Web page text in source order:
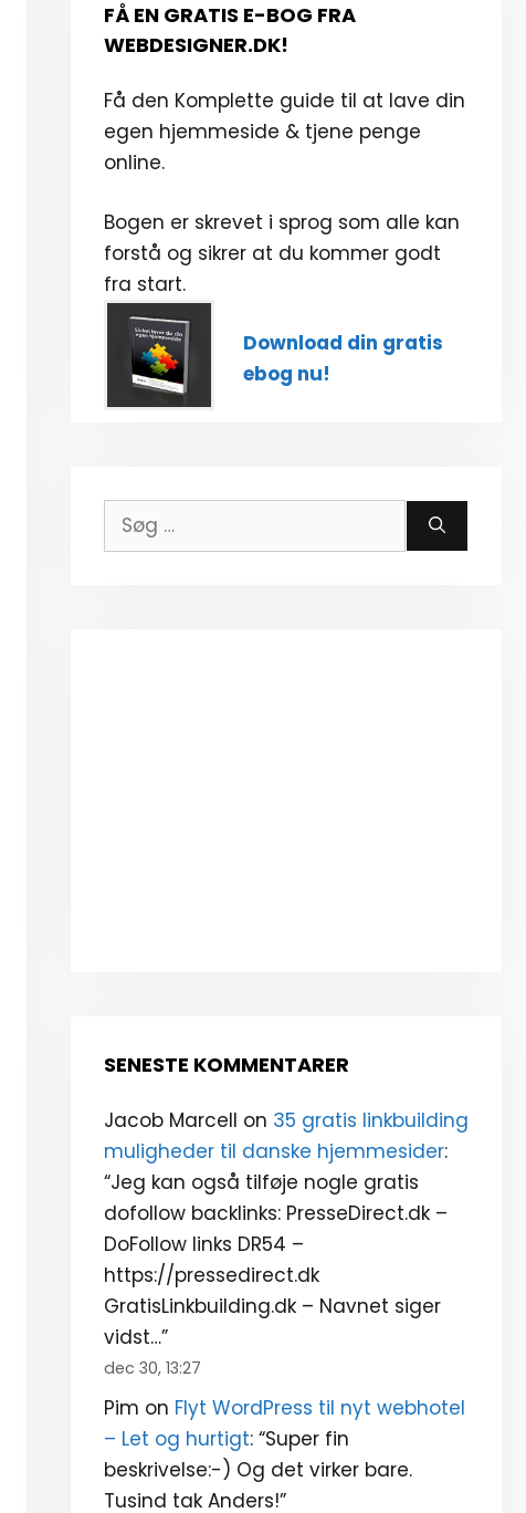
FÅ EN GRATIS E-BOG FRA
WEBDESIGNER.DK!
Få den Komplette guide til at lave din
egen hjemmeside & tjene penge
online.
Bogen er skrevet i sprog som alle kan
forstå og sikrer at du kommer godt
fra start.
Download din gratis
ebog nu!
Søg
efter:
SENESTE KOMMENTARER
Jacob Marcell on 35 gratis linkbuilding
muligheder til danske hjemmesider:
“Jeg kan også tilføje nogle gratis
dofollow backlinks: PresseDirect.dk –
DoFollow links DR54 –
https://pressedirect.dk
GratisLinkbuilding.dk – Navnet siger
vidst…”
dec 30, 13:27
Pim on Flyt WordPress til nyt webhotel
– Let og hurtigt: “Super fin
beskrivelse:-) Og det virker bare.
Tusind tak Anders!”